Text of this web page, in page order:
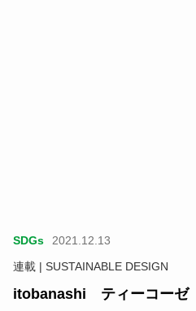
SDGs
2021.12.13
連載 | SUSTAINABLE DESIGN
itobanashi ティーコーゼ